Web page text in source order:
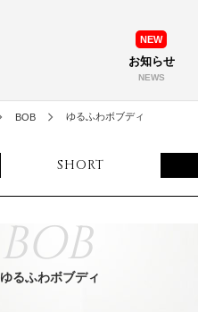
NEW
お知らせ
NEWS
BOB ゆるふわボブディ
SHORT
BOB
ゆるふわボブディ